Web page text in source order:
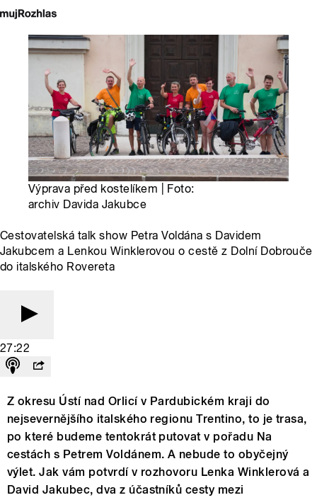
Výprava před kostelíkem | Foto:
archiv Davida Jakubce
Cestovatelská talk show Petra Voldána s Davidem
Jakubcem a Lenkou Winklerovou o cestě z Dolní Dobrouče
do italského Rovereta
27:22
Z okresu Ústí nad Orlicí v Pardubickém kraji do
nejsevernějšího italského regionu Trentino, to je trasa,
po které budeme tentokrát putovat v pořadu Na
cestách s Petrem Voldánem. A nebude to obyčejný
výlet. Jak vám potvrdí v rozhovoru Lenka Winklerová a
David Jakubec, dva z účastníků cesty mezi